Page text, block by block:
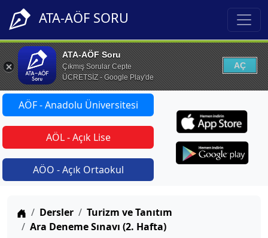
ATA-AÖF SORU
ATA-AÖF Soru
Çıkmış Sorular Cepte
ÜCRETSİZ - Google Play'de
AÇ
AÖF - Anadolu Üniversitesi
AÖL - Açık Lise
AÖO - Açık Ortaokul
Anasayfa
Dersler
Turizm ve Tanıtım
Ara Deneme Sınavı (2. Hafta)